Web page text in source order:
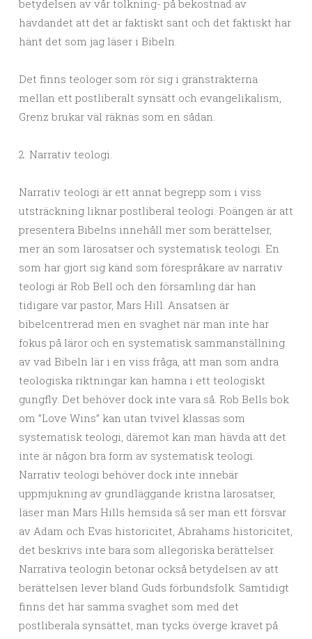
betydelsen av vår tolkning- på bekostnad av
hävdandet att det är faktiskt sant och det faktiskt har
hänt det som jag läser i Bibeln.
Det finns teologer som rör sig i gränstrakterna
mellan ett postliberalt synsätt och evangelikalism,
Grenz brukar väl räknas som en sådan.
2. Narrativ teologi.
Narrativ teologi är ett annat begrepp som i viss
utsträckning liknar postliberal teologi. Poängen är att
presentera Bibelns innehåll mer som berättelser,
mer än som lärosatser och systematisk teologi. En
som har gjort sig känd som förespråkare av narrativ
teologi är Rob Bell och den församling där han
tidigare var pastor, Mars Hill. Ansatsen är
bibelcentrerad men en svaghet när man inte har
fokus på läror och en systematisk sammanställning
av vad Bibeln lär i en viss fråga, att man som andra
teologiska riktningar kan hamna i ett teologiskt
gungfly. Det behöver dock inte vara så. Rob Bells bok
om ”Love Wins” kan utan tvivel klassas som
systematisk teologi, däremot kan man hävda att det
inte är någon bra form av systematisk teologi.
Narrativ teologi behöver dock inte innebär
uppmjukning av grundläggande kristna lärosatser,
läser man Mars Hills hemsida så ser man ett försvar
av Adam och Evas historicitet, Abrahams historicitet,
det beskrivs inte bara som allegoriska berättelser.
Narrativa teologin betonar också betydelsen av att
berättelsen lever bland Guds förbundsfolk. Samtidigt
finns det här samma svaghet som med det
postliberala synsättet, man tycks överge kravet på